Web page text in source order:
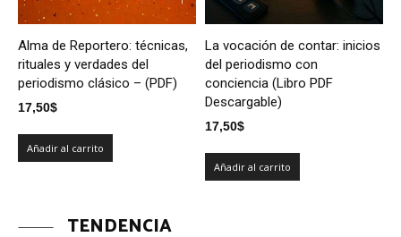
Alma de Reportero: técnicas,
rituales y verdades del
periodismo clásico – (PDF)
17,50$
Añadir al carrito
La vocación de contar: inicios
del periodismo con
conciencia (Libro PDF
Descargable)
17,50$
Añadir al carrito
TENDENCIA